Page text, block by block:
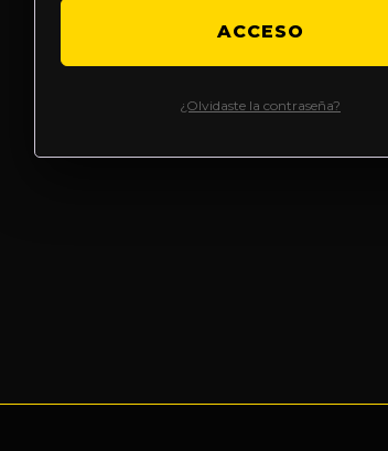
ACCESO
¿Olvidaste la contraseña?